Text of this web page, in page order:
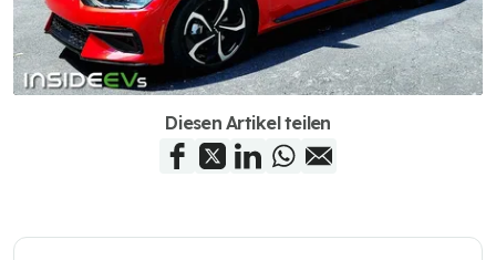
Diesen Artikel teilen